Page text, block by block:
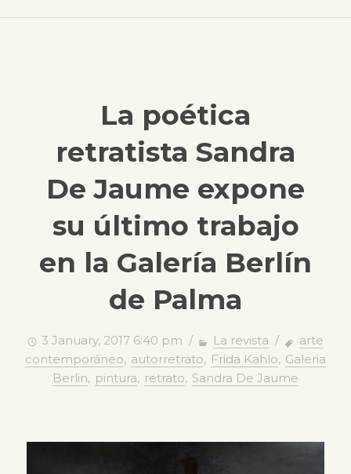
La poética
retratista Sandra
De Jaume expone
su último trabajo
en la Galería Berlín
de Palma
3 January, 2017 6:40 pm / La revista /
arte
contemporáneo, autorretrato, Frida Kahlo, Galeria
Berlin, pintura, retrato, Sandra De Jaume